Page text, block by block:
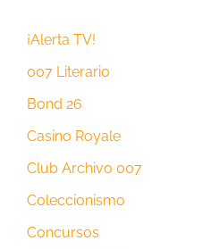
¡Alerta TV!
007 Literario
Bond 26
Casino Royale
Club Archivo 007
Coleccionismo
Concursos